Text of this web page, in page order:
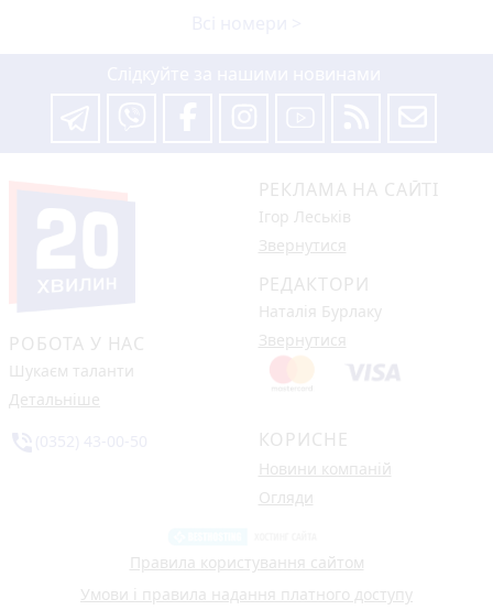
РОБОТА У НАС
Шукаєм таланти
Детальніше
РЕКЛАМА НА САЙТІ
Ігор Леськів
Звернутися
РЕДАКТОРИ
Наталія Бурлаку
Звернутися
КОРИСНЕ
Новини компаній
Огляди
Правила користування сайтом
Умови і правила надання платного доступу